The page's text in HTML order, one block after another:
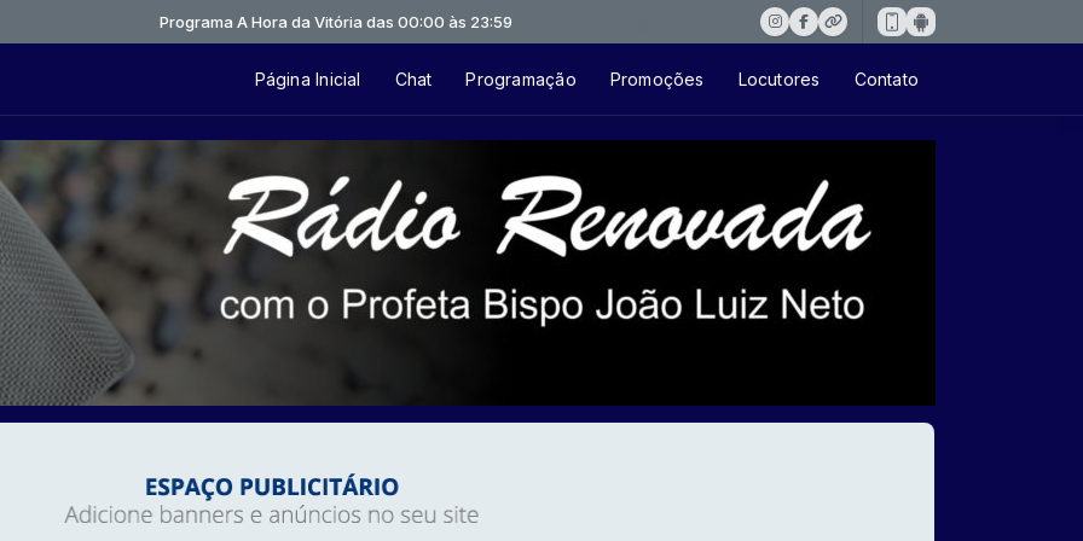
Programa A Hora da Vitória das 00:00 às 23:59
Página Inicial Chat Programação Promoções Locutores Contato